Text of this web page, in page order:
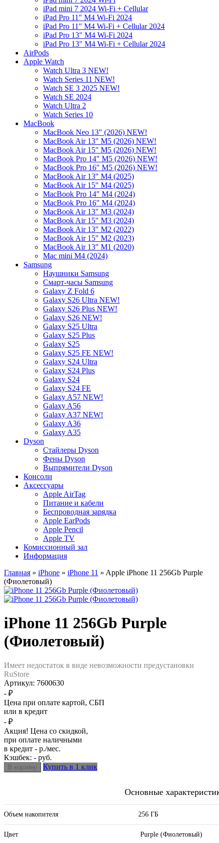
iPad mini 7 2024 Wi-Fi + Cellular
iPad Pro 11" M4 Wi-Fi 2024
iPad Pro 11" M4 Wi-Fi + Cellular 2024
iPad Pro 13" M4 Wi-Fi 2024
iPad Pro 13" M4 Wi-Fi + Cellular 2024
AirPods
Apple Watch
Watch Ultra 3 NEW!
Watch Series 11 NEW!
Watch SE 3 2025 NEW!
Watch SE 2024
Watch Ultra 2
Watch Series 10
MacBook
MacBook Neo 13" (2026) NEW!
MacBook Air 13" M5 (2026) NEW!
MacBook Air 15" M5 (2026) NEW!
MacBook Pro 14" M5 (2026) NEW!
MacBook Pro 16" M5 (2026) NEW!
MacBook Air 13" M4 (2025)
MacBook Air 15" M4 (2025)
MacBook Pro 14" M4 (2024)
MacBook Pro 16" M4 (2024)
MacBook Air 13" M3 (2024)
MacBook Air 15" M3 (2024)
MacBook Air 13" M2 (2022)
MacBook Air 15" M2 (2023)
MacBook Air 13" M1 (2020)
Mac mini M4 (2024)
Samsung
Наушники Samsung
Смарт-часы Samsung
Galaxy Z Fold 6
Galaxy S26 Ultra NEW!
Galaxy S26 Plus NEW!
Galaxy S26 NEW!
Galaxy S25 Ultra
Galaxy S25 Plus
Galaxy S25
Galaxy S25 FE NEW!
Galaxy S24 Ultra
Galaxy S24 Plus
Galaxy S24
Galaxy S24 FE
Galaxy A57 NEW!
Galaxy A56
Galaxy A37 NEW!
Galaxy A36
Galaxy A35
Dyson
Стайлеры Dyson
Фены Dyson
Выпрямители Dyson
Консоли
Аксессуары
Apple AirTag
Питание и кабели
Беспроводная зарядка
Apple EarPods
Apple Pencil
Apple TV
Комиссионный зал
Информация
Главная » iPhone » iPhone 11 » Apple iPhone 11 256Gb Purple
(Фиолетовый)
iPhone 11 256Gb Purple
(Фиолетовый)
Имеет недостаток в виде невозможности предустановки
RuStore
Артикул: 7600630
- ₽
Цена при оплате картой, СБП
или в кредит
- ₽
Акция! Цена со скидкой,
при оплате наличными
в кредит - р./мес.
Кэшбек: - руб.
Купить в 1 клик
Основные
Объем накопителя 256 ГБ
Цвет Purple (Фиолетовый)